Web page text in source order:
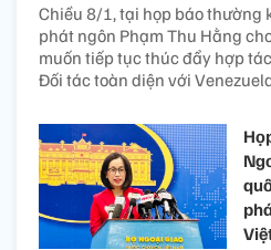
Chiều 8/1, tại họp báo thường
phát ngôn Phạm Thu Hằng
muốn tiếp tục thúc đẩy hợp
Đối tác toàn diện với